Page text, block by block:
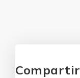
Compartir